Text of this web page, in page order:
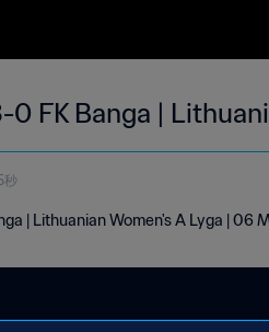
0 FK Banga |
秒
| Lithuanian Women's A Lyga | 06